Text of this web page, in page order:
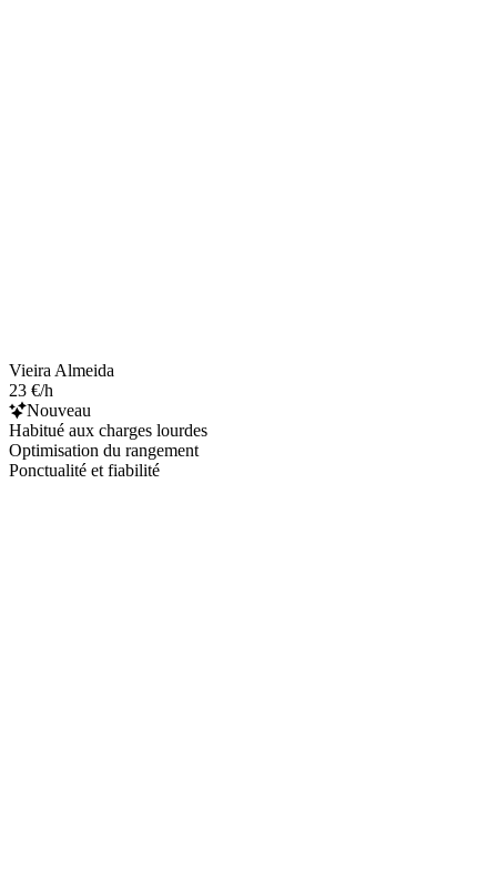
Vieira Almeida
23 €/h
Nouveau
Habitué aux charges lourdes
Optimisation du rangement
Ponctualité et fiabilité